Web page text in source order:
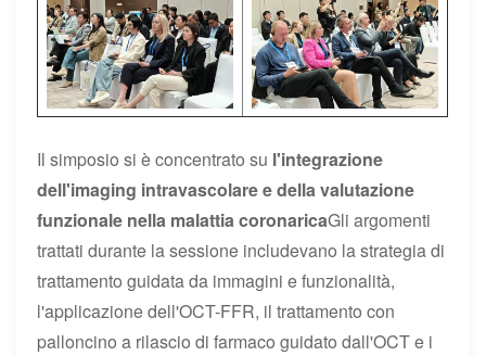
Il simposio si è concentrato su l'integrazione
dell'imaging intravascolare e della valutazione
funzionale nella malattia coronaricaGli argomenti
trattati durante la sessione includevano la strategia di
trattamento guidata da immagini e funzionalità,
l'applicazione dell'OCT-FFR, il trattamento con
palloncino a rilascio di farmaco guidato dall'OCT e i